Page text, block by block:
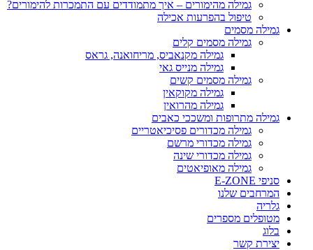
גמילה מהימורים – איך מתמודדים עם התמכרות להימורים?
טיפול בהפרעות אכילה
גמילה מסמים
גמילה מסמים קלים
גמילה מקנאביס, מריחואנה, גראס
גמילה מנייס גאי
גמילה מסמים קשים
גמילה מקוקאין
גמילה מהרואין
גמילה מתרופות ומשככי כאבים
גמילה מכדורים פסיכיאטריים
גמילה מכדורי מרשם
גמילה מכדורי שינה
גמילה מאופיאטים
סניפי E-ZONE
המרחבים שלנו
גלריה
מטופלים מספרים
בלוג
יצירת קשר